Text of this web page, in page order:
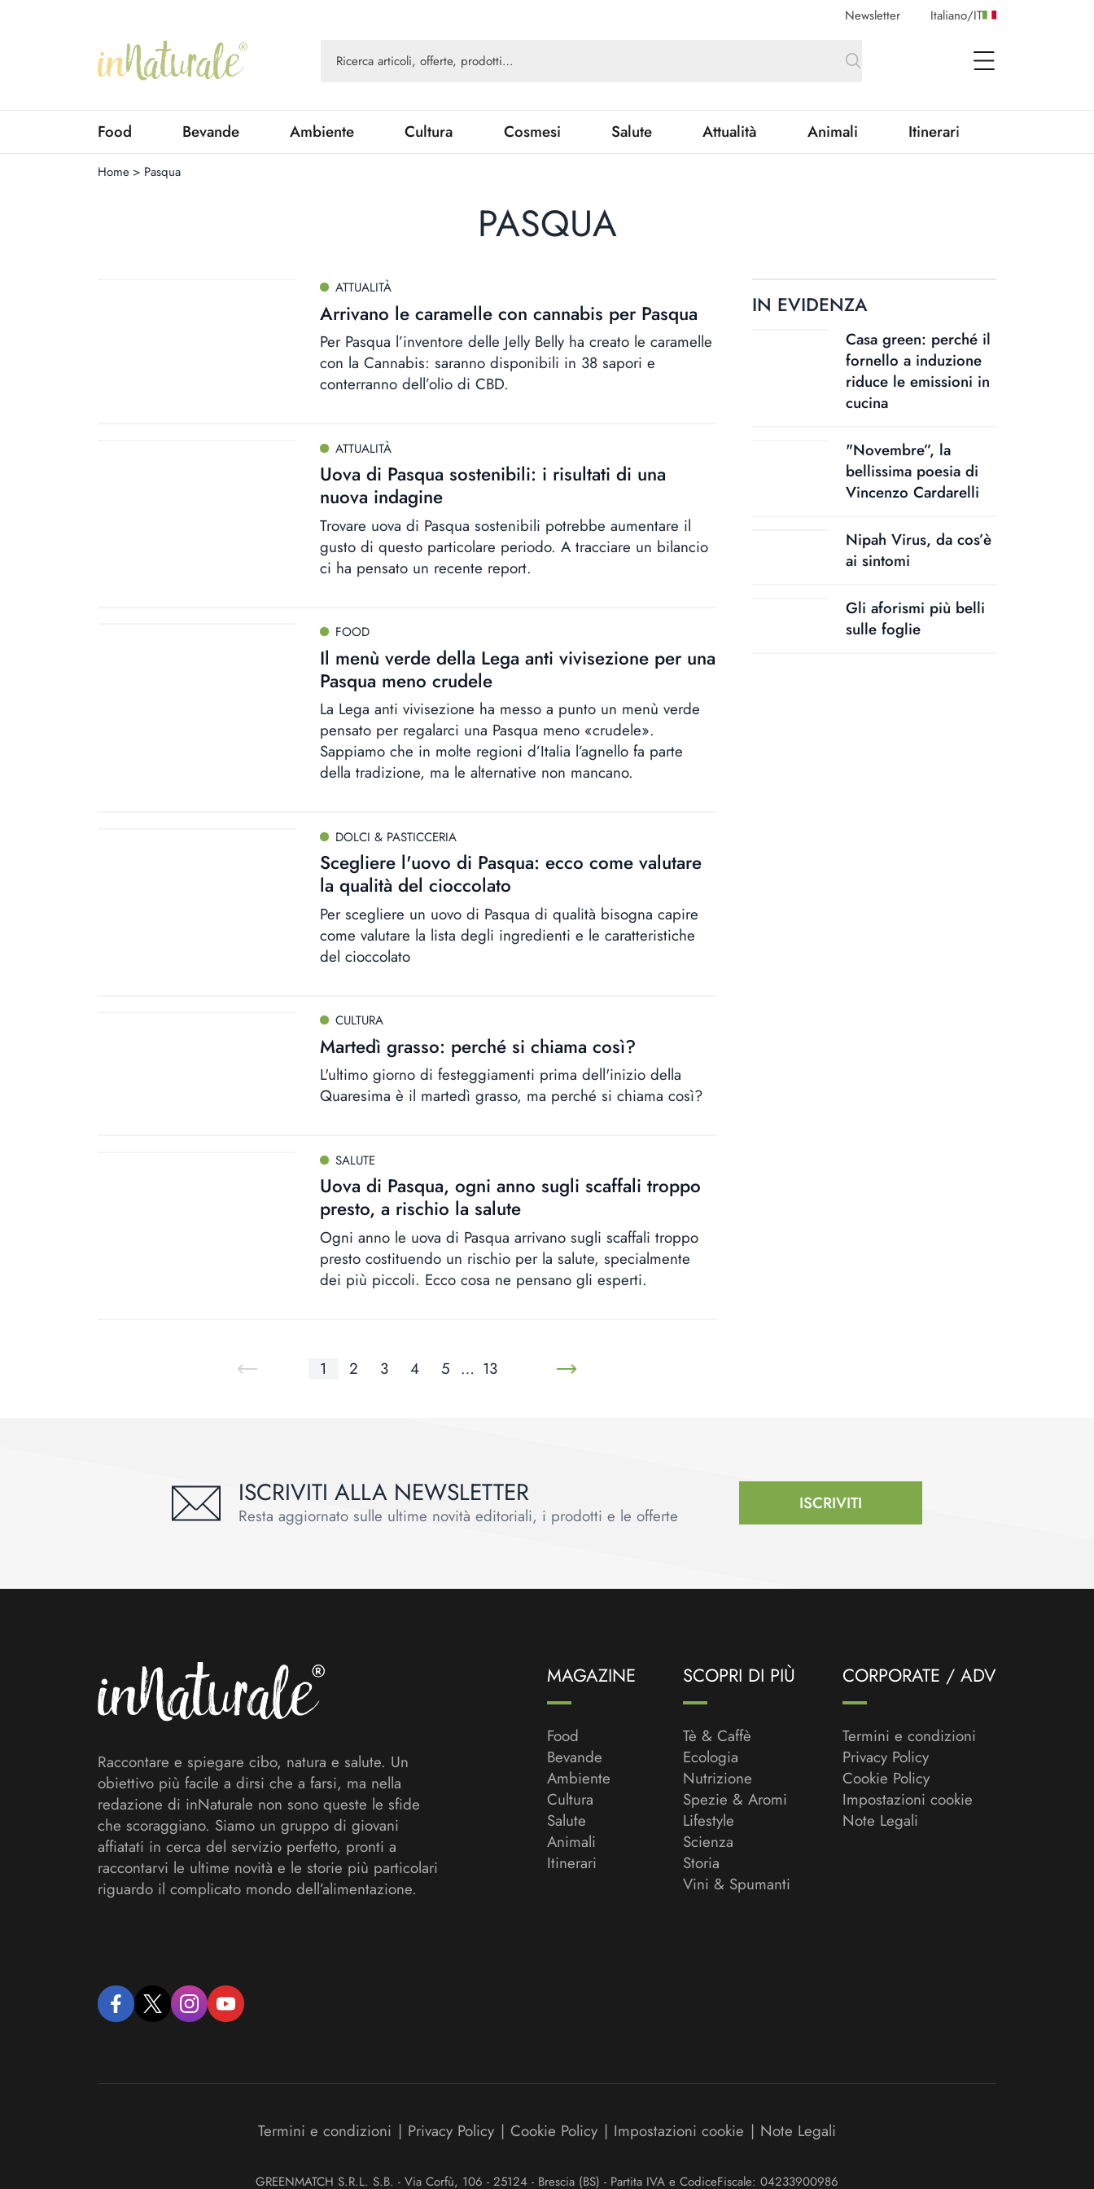
Newsletter Italiano/IT
open Menu
Food Bevande Ambiente Cultura Cosmesi Salute Attualità Animali Itinerari
Home > Pasqua
PASQUA
ATTUALITÀ
Arrivano le caramelle con cannabis per Pasqua
Per Pasqua l’inventore delle Jelly Belly ha creato le caramelle
con la Cannabis: saranno disponibili in 38 sapori e
conterranno dell’olio di CBD.
ATTUALITÀ
Uova di Pasqua sostenibili: i risultati di una
nuova indagine
Trovare uova di Pasqua sostenibili potrebbe aumentare il
gusto di questo particolare periodo. A tracciare un bilancio
ci ha pensato un recente report.
FOOD
Il menù verde della Lega anti vivisezione per una
Pasqua meno crudele
La Lega anti vivisezione ha messo a punto un menù verde
pensato per regalarci una Pasqua meno «crudele».
Sappiamo che in molte regioni d’Italia l’agnello fa parte
della tradizione, ma le alternative non mancano.
DOLCI & PASTICCERIA
Scegliere l'uovo di Pasqua: ecco come valutare
la qualità del cioccolato
Per scegliere un uovo di Pasqua di qualità bisogna capire
come valutare la lista degli ingredienti e le caratteristiche
del cioccolato
CULTURA
Martedì grasso: perché si chiama così?
L'ultimo giorno di festeggiamenti prima dell'inizio della
Quaresima è il martedì grasso, ma perché si chiama così?
SALUTE
Uova di Pasqua, ogni anno sugli scaffali troppo
presto, a rischio la salute
Ogni anno le uova di Pasqua arrivano sugli scaffali troppo
presto costituendo un rischio per la salute, specialmente
dei più piccoli. Ecco cosa ne pensano gli esperti.
1 2 3 4 5 … 13
IN EVIDENZA
Casa green: perché il
fornello a induzione
riduce le emissioni in
cucina
"Novembre”, la
bellissima poesia di
Vincenzo Cardarelli
Nipah Virus, da cos’è
ai sintomi
Gli aforismi più belli
sulle foglie
ISCRIVITI ALLA NEWSLETTER
Resta aggiornato sulle ultime novità editoriali, i prodotti e le offerte
ISCRIVITI
Raccontare e spiegare cibo, natura e salute. Un
obiettivo più facile a dirsi che a farsi, ma nella
redazione di inNaturale non sono queste le sfide
che scoraggiano. Siamo un gruppo di giovani
affiatati in cerca del servizio perfetto, pronti a
raccontarvi le ultime novità e le storie più particolari
riguardo il complicato mondo dell’alimentazione.
facebooktwitter instagramyoutube
MAGAZINE
Food
Bevande
Ambiente
Cultura
Salute
Animali
Itinerari
SCOPRI DI PIÙ
Tè & Caffè
Ecologia
Nutrizione
Spezie & Aromi
Lifestyle
Scienza
Storia
Vini & Spumanti
CORPORATE / ADV
Termini e condizioni
Privacy Policy
Cookie Policy
Impostazioni cookie
Note Legali
Termini e condizioni | Privacy Policy | Cookie Policy | Impostazioni cookie | Note Legali
GREENMATCH S.R.L. S.B. - Via Corfù, 106 - 25124 - Brescia (BS) - Partita IVA e CodiceFiscale: 04233900986